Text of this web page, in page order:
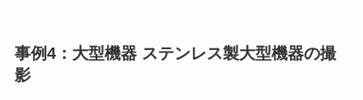
事例4：大型機器 ステンレス製大型機器の撮
影